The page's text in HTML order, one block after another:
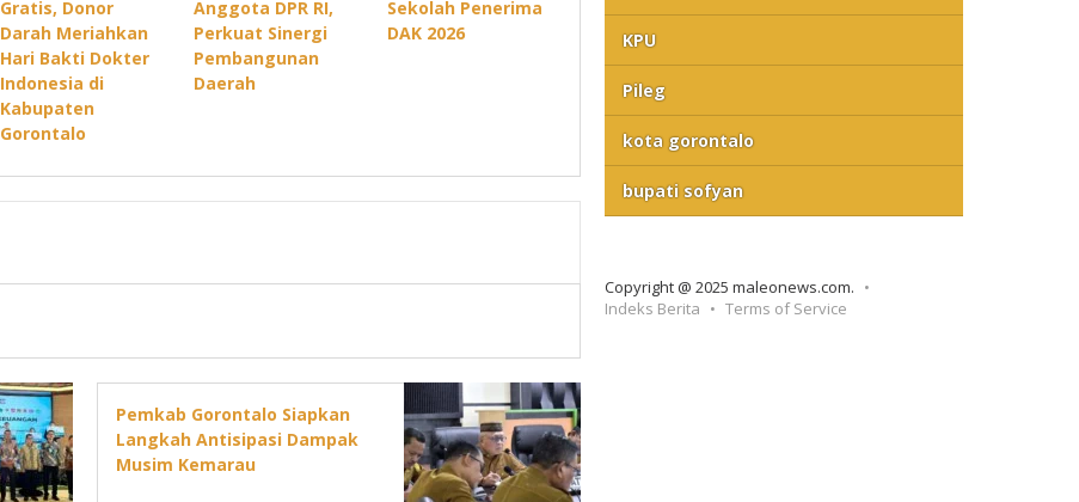
Gratis, Donor
Darah Meriahkan
Hari Bakti Dokter
Indonesia di
Kabupaten
Gorontalo
Anggota DPR RI,
Perkuat Sinergi
Pembangunan
Daerah
Sekolah Penerima
DAK 2026
Pemkab Gorontalo Siapkan
Langkah Antisipasi Dampak
Musim Kemarau
KPU
Pileg
kota gorontalo
bupati sofyan
Copyright @ 2025 maleonews.com.
Indeks Berita
Terms of Service